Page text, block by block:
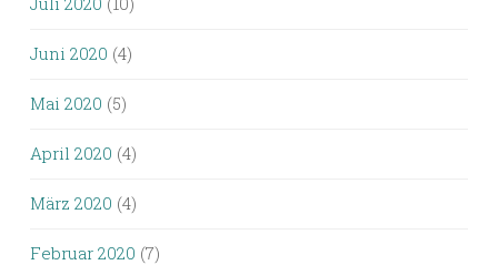
Juni 2020 (4)
Mai 2020 (5)
April 2020 (4)
März 2020 (4)
Februar 2020 (7)